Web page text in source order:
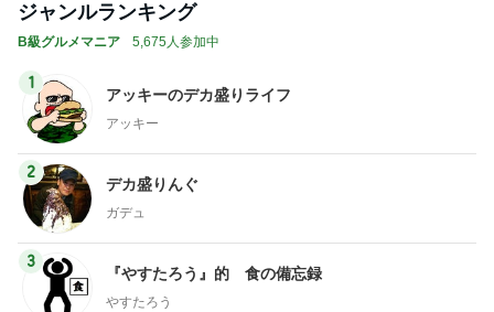
ジャンルランキング
B級グルメマニア 5,675人参加中
1
アッキーのデカ盛りライフ
アッキー
2
デカ盛りんぐ
ガデュ
3
『やすたろう』的 食の備忘録
やすたろう